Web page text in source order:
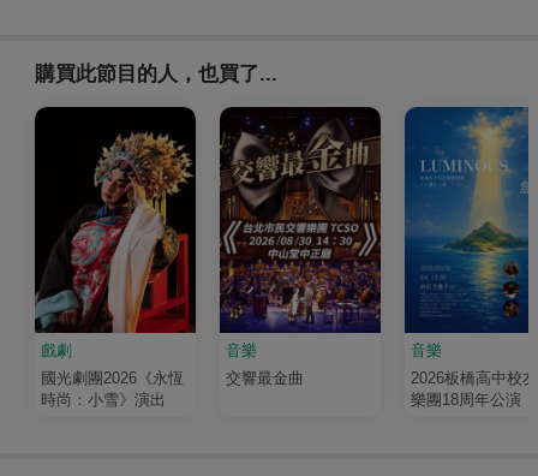
購買此節目的人，也買了...
戲劇
國光劇團2026《永恆
時尚：小雪》演出
音樂
交響最金曲
音樂
2026板橋高中校
樂團18周年公演